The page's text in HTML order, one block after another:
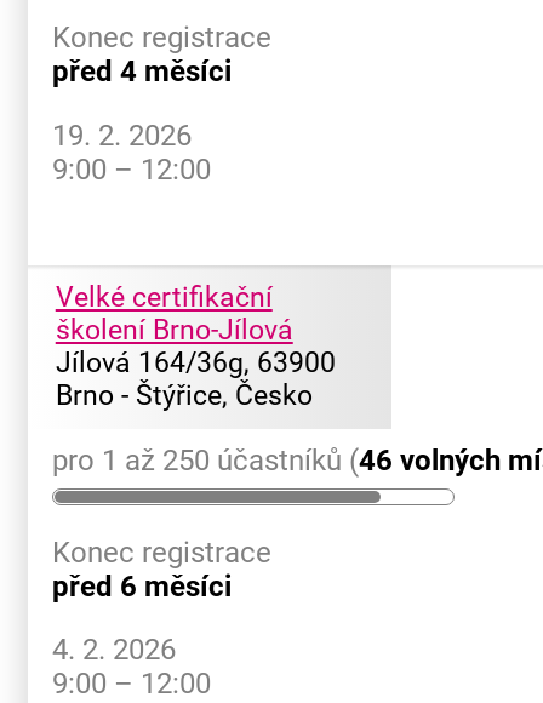
Konec registrace
před 4 měsíci
19. 2. 2026
9:00 – 12:00
Velké certifikační
školení Brno-Jílová
Jílová 164/36g, 63900
Brno - Štýřice, Česko
pro 1 až 250 účastníků (46 volných
Konec registrace
před 6 měsíci
4. 2. 2026
9:00 – 12:00